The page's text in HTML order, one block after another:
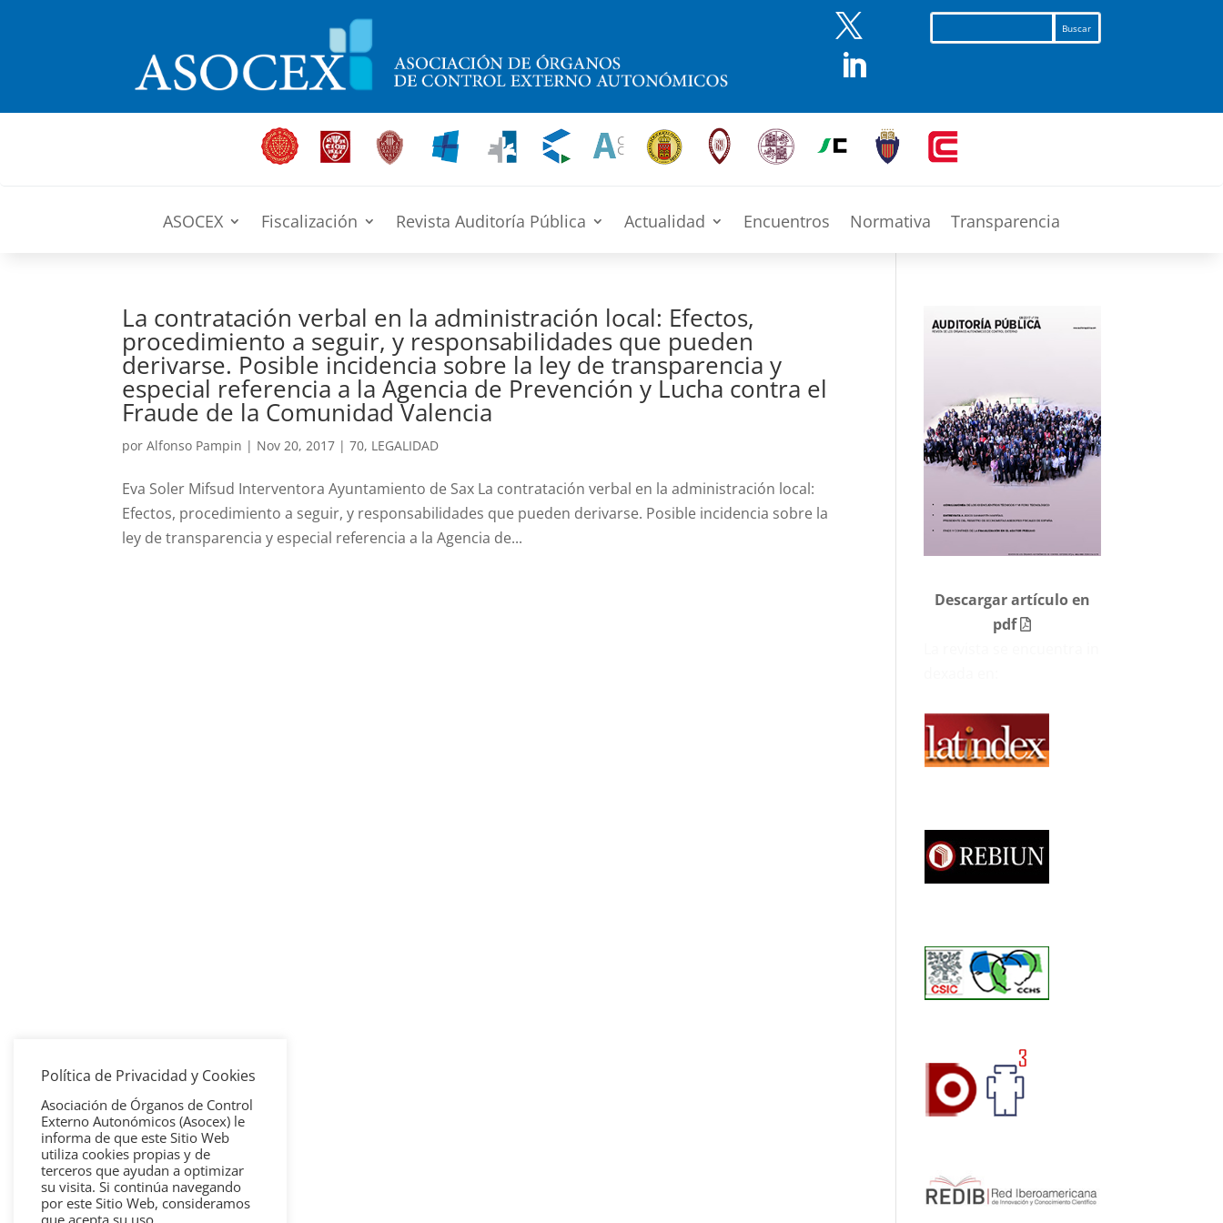


ASOCEX Fiscalización Revista Auditoría Pública Actualidad Encuentros Normativa Transparencia
La contratación verbal en la administración local: Efectos,
procedimiento a seguir, y responsabilidades que pueden
derivarse. Posible incidencia sobre la ley de transparencia y
especial referencia a la Agencia de Prevención y Lucha contra el
Fraude de la Comunidad Valencia
porAlfonso Pampin | Nov 20, 2017 |70, LEGALIDAD
Eva Soler Mifsud Interventora Ayuntamiento de Sax La contratación verbal en la administración local:
Efectos, procedimiento a seguir, y responsabilidades que pueden derivarse. Posible incidencia sobre la
ley de transparencia y especial referencia a la Agencia de...
Descargar artículo en
pdf
Política de Privacidad y Cookies
Asociación de Órganos de Control
Externo Autonómicos (Asocex) le
informa de que este Sitio Web
utiliza cookies propias y de
terceros que ayudan a optimizar
su visita. Si continúa navegando
por este Sitio Web, consideramos
que acepta su uso.